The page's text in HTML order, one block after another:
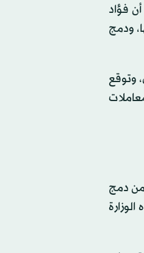
فؤاد
ودمج
وتوقع
من دمج